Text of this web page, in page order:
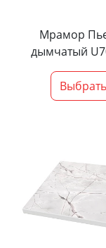
Мрамор
дымчатый
Выбрать